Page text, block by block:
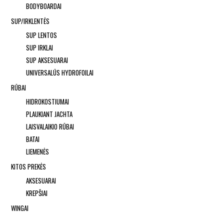
BODYBOARDAI
SUP/IRKLENTĖS
SUP LENTOS
SUP IRKLAI
SUP AKSESUARAI
UNIVERSALŪS HYDROFOILAI
RŪBAI
HIDROKOSTIUMAI
PLAUKIANT JACHTA
LAISVALAIKIO RŪBAI
BATAI
LIEMENĖS
KITOS PREKĖS
AKSESUARAI
KREPŠIAI
WINGAI